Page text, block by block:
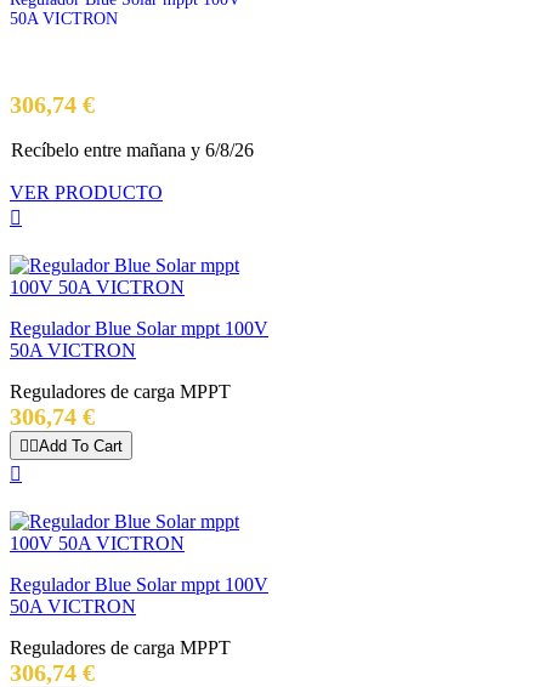
50A VICTRON
306,74 €Precio
Recíbelo entre mañana y 6/8/26
VER PRODUCTO

Regulador Blue Solar mppt 100V
50A VICTRON
Reguladores de carga MPPT
306,74 €Precio
Add To Cart

Regulador Blue Solar mppt 100V
50A VICTRON
Reguladores de carga MPPT
306,74 €Precio